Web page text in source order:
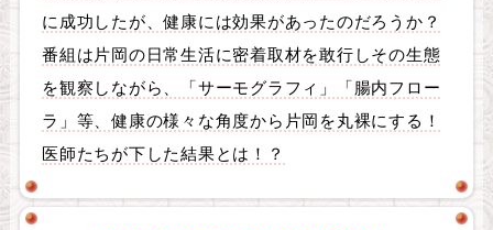
に成功したが、健康には効果があったのだろうか？
番組は片岡の日常生活に密着取材を敢行しその生態
を観察しながら、「サーモグラフィ」「腸内フロー
ラ」等、健康の様々な角度から片岡を丸裸にする！
医師たちが下した結果とは！？